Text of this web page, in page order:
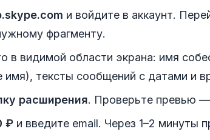
и войдите в аккаунт.
фрагменту.
в видимой области экрана: имя
тексты сообщений с датами и
расширения. Проверьте превью
₽ и введите email. Через 1–2 минуты